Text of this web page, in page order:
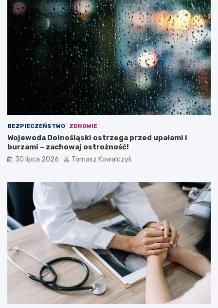
BEZPIECZEŃSTWO ZDROWIE
Wojewoda Dolnośląski ostrzega przed upałami i
burzami – zachowaj ostrożność!
30 lipca 2026 Tomasz Kowalczyk